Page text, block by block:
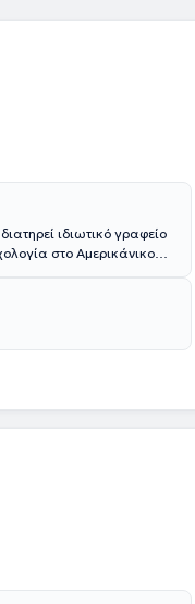
είναι εξατομικευμένη
Υπάρχει δυνατότητα
ιδιωτικό γραφείο
στο Αμερικάνικο
Διαπαιδαγώγησης
Οι συνεδρίες